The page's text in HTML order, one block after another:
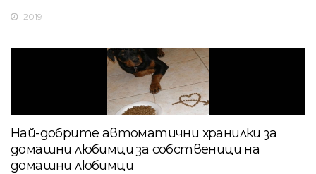
2019
Най-добрите автоматични хранилки за
домашни любимци за собственици на
домашни любимци